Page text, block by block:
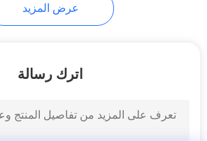
عرض المزيد
اترك رسالة